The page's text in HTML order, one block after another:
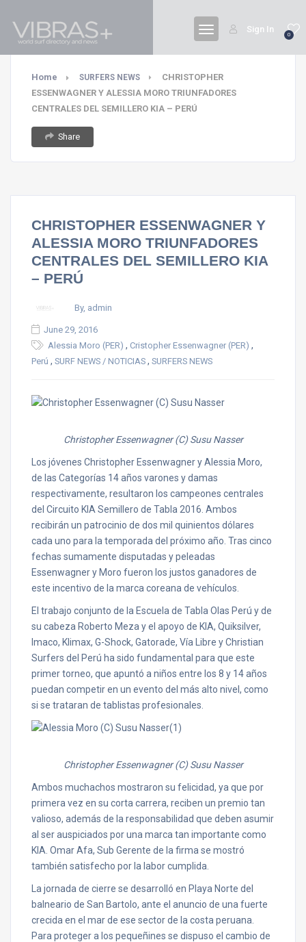
0
Sign In
Home SURFERS NEWS
CHRISTOPHER
ESSENWAGNER Y ALESSIA MORO TRIUNFADORES
CENTRALES DEL SEMILLERO KIA – PERÚ
Share
CHRISTOPHER ESSENWAGNER Y
ALESSIA MORO TRIUNFADORES
CENTRALES DEL SEMILLERO KIA
– PERÚ
By, admin
June 29, 2016
Alessia Moro (PER) , Cristopher Essenwagner (PER) ,
Perú , SURF NEWS / NOTICIAS , SURFERS NEWS
Christopher Essenwagner (C) Susu Nasser
Los jóvenes Christopher Essenwagner y Alessia Moro,
de las Categorías 14 años varones y damas
respectivamente, resultaron los campeones centrales
del Circuito KIA Semillero de Tabla 2016. Ambos
recibirán un patrocinio de dos mil quinientos dólares
cada uno para la temporada del próximo año. Tras cinco
fechas sumamente disputadas y peleadas
Essenwagner y Moro fueron los justos ganadores de
este incentivo de la marca coreana de vehículos.
El trabajo conjunto de la Escuela de Tabla Olas Perú y de
su cabeza Roberto Meza y el apoyo de KIA, Quiksilver,
Imaco, Klimax, G-Shock, Gatorade, Vía Libre y Christian
Surfers del Perú ha sido fundamental para que este
primer torneo, que apuntó a niños entre los 8 y 14 años
puedan competir en un evento del más alto nivel, como
si se trataran de tablistas profesionales.
Christopher Essenwagner (C) Susu Nasser
Ambos muchachos mostraron su felicidad, ya que por
primera vez en su corta carrera, reciben un premio tan
valioso, además de la responsabilidad que deben asumir
al ser auspiciados por una marca tan importante como
KIA. Omar Afa, Sub Gerente de la firma se mostró
también satisfecho por la labor cumplida.
La jornada de cierre se desarrolló en Playa Norte del
balneario de San Bartolo, ante el anuncio de una fuerte
crecida en el mar de ese sector de la costa peruana.
Para proteger a los pequeñines se dispuso el cambio de